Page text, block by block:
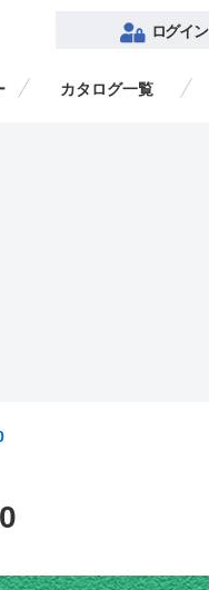
ログイン
カタログ一覧